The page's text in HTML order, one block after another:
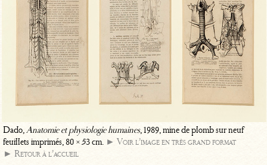
Dado,Anatomie et physiologie humaines, 1989, mine de plomb sur neuf
feuillets imprimés, 80 × 53 cm. ► Voir l’image en très grand format
► Retour à l’accueil